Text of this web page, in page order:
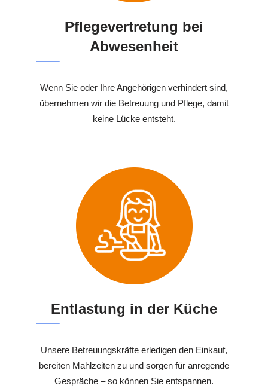
Pflegevertretung bei
Abwesenheit
Wenn Sie oder Ihre Angehörigen verhindert sind,
übernehmen wir die Betreuung und Pflege, damit
keine Lücke entsteht.
Entlastung in der Küche
Unsere Betreuungskräfte erledigen den Einkauf,
bereiten Mahlzeiten zu und sorgen für anregende
Gespräche – so können Sie entspannen.